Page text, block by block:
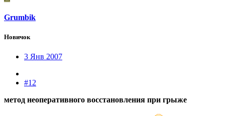
Grumbik
Новичок
3 Янв 2007
#12
метод неоперативного восстановления при грыже